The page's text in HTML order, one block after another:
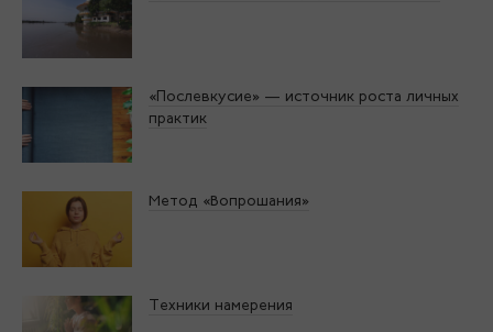
«Послевкусие» — источник роста личных
практик
Метод «Вопрошания»
Техники намерения